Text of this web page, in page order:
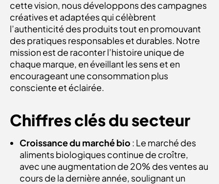
cette vision, nous développons des campagnes
créatives et adaptées qui célèbrent
l’authenticité des produits tout en promouvant
des pratiques responsables et durables. Notre
mission est de raconter l’histoire unique de
chaque marque, en éveillant les sens et en
encourageant une consommation plus
consciente et éclairée.
Chiffres clés du secteur
Croissance du marché bio : Le marché des
aliments biologiques continue de croître,
avec une augmentation de 20% des ventes au
cours de la dernière année, soulignant un